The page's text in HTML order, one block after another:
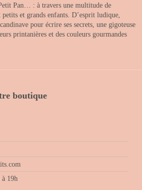
Pan… : à travers une multitude de
et grands enfants. D’esprit ludique,
pour écrire ses secrets, une gigoteuse
printanières et des couleurs gourmandes
boutique
à 19h